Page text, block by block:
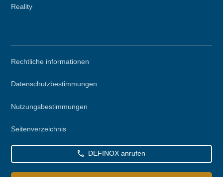
Reality
Rechtliche informationen
Datenschutzbestimmungen
Nutzungsbestimmungen
Seitenverzeichnis
DEFINOX anrufen